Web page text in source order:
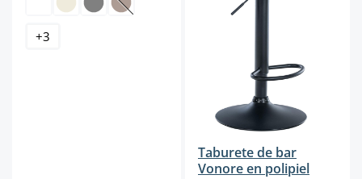
(Esta opción no está disponible en este
+3
Taburete de bar
Vonore en polipiel